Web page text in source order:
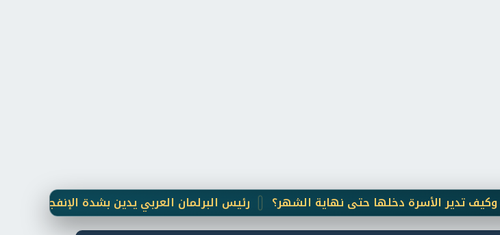
رئيس البرلمان العربي يدين بشدة الإنفجار الإرهابي